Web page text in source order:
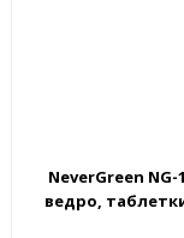
NeverGreen
ведро,